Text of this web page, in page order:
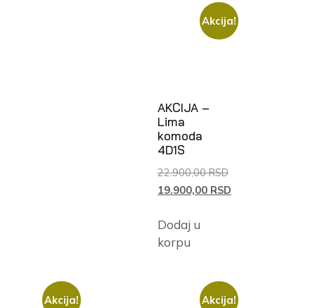
Akcija!
AKCIJA –
Lima
komoda
4D1S
22.900,00RSD
19.900,00 RSD
Dodaj u
korpu
Akcija! Akcija!